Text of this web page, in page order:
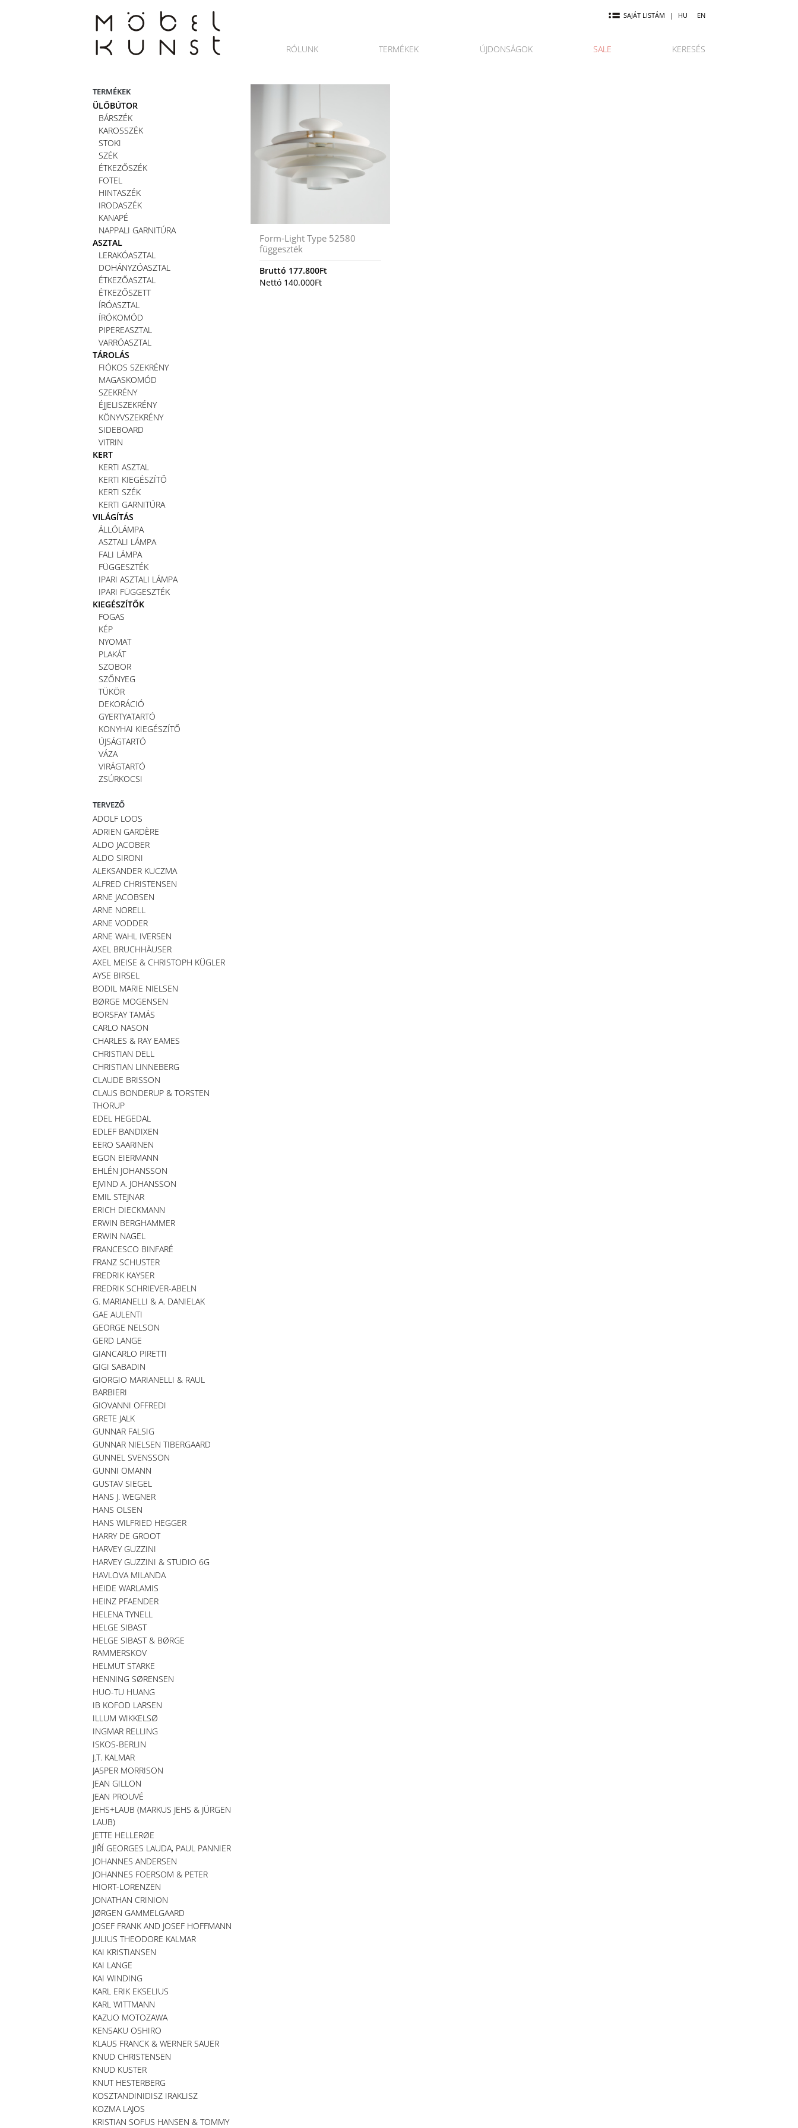
SAJÁT LISTÁM | HU EN
RÓLUNK TERMÉKEK ÚJDONSÁGOK SALE KERESÉS
TERMÉKEK
ÜLŐBÚTOR
BÁRSZÉK
KAROSSZÉK
STOKI
SZÉK
ÉTKEZŐSZÉK
FOTEL
HINTASZÉK
IRODASZÉK
KANAPÉ
NAPPALI GARNITÚRA
ASZTAL
LERAKÓASZTAL
DOHÁNYZÓASZTAL
ÉTKEZŐASZTAL
ÉTKEZŐSZETT
ÍRÓASZTAL
ÍRÓKOMÓD
PIPEREASZTAL
VARRÓASZTAL
TÁROLÁS
FIÓKOS SZEKRÉNY
MAGASKOMÓD
SZEKRÉNY
ÉJJELISZEKRÉNY
KÖNYVSZEKRÉNY
SIDEBOARD
VITRIN
KERT
KERTI ASZTAL
KERTI KIEGÉSZÍTŐ
KERTI SZÉK
KERTI GARNITÚRA
VILÁGÍTÁS
ÁLLÓLÁMPA
ASZTALI LÁMPA
FALI LÁMPA
FÜGGESZTÉK
IPARI ASZTALI LÁMPA
IPARI FÜGGESZTÉK
KIEGÉSZÍTŐK
FOGAS
KÉP
NYOMAT
PLAKÁT
SZOBOR
SZŐNYEG
TÜKÖR
DEKORÁCIÓ
GYERTYATARTÓ
KONYHAI KIEGÉSZÍTŐ
ÚJSÁGTARTÓ
VÁZA
VIRÁGTARTÓ
ZSÚRKOCSI
TERVEZŐ
ADOLF LOOS
ADRIEN GARDÈRE
ALDO JACOBER
ALDO SIRONI
ALEKSANDER KUCZMA
ALFRED CHRISTENSEN
ARNE JACOBSEN
ARNE NORELL
ARNE VODDER
ARNE WAHL IVERSEN
AXEL BRUCHHÄUSER
AXEL MEISE & CHRISTOPH KÜGLER
AYSE BIRSEL
BODIL MARIE NIELSEN
BØRGE MOGENSEN
BORSFAY TAMÁS
CARLO NASON
CHARLES & RAY EAMES
CHRISTIAN DELL
CHRISTIAN LINNEBERG
CLAUDE BRISSON
CLAUS BONDERUP & TORSTEN
THORUP
EDEL HEGEDAL
EDLEF BANDIXEN
EERO SAARINEN
EGON EIERMANN
EHLÉN JOHANSSON
EJVIND A. JOHANSSON
EMIL STEJNAR
ERICH DIECKMANN
ERWIN BERGHAMMER
ERWIN NAGEL
FRANCESCO BINFARÉ
FRANZ SCHUSTER
FREDRIK KAYSER
FREDRIK SCHRIEVER-ABELN
G. MARIANELLI & A. DANIELAK
GAE AULENTI
GEORGE NELSON
GERD LANGE
GIANCARLO PIRETTI
GIGI SABADIN
GIORGIO MARIANELLI & RAUL
BARBIERI
GIOVANNI OFFREDI
GRETE JALK
GUNNAR FALSIG
GUNNAR NIELSEN TIBERGAARD
GUNNEL SVENSSON
GUNNI OMANN
GUSTAV SIEGEL
HANS J. WEGNER
HANS OLSEN
HANS WILFRIED HEGGER
HARRY DE GROOT
HARVEY GUZZINI
HARVEY GUZZINI & STUDIO 6G
HAVLOVA MILANDA
HEIDE WARLAMIS
HEINZ PFAENDER
HELENA TYNELL
HELGE SIBAST
HELGE SIBAST & BØRGE
RAMMERSKOV
HELMUT STARKE
HENNING SØRENSEN
HUO-TU HUANG
IB KOFOD LARSEN
ILLUM WIKKELSØ
INGMAR RELLING
ISKOS-BERLIN
J.T. KALMAR
JASPER MORRISON
JEAN GILLON
JEAN PROUVÉ
JEHS+LAUB (MARKUS JEHS & JÜRGEN
LAUB)
JETTE HELLERØE
JIŘÍ GEORGES LAUDA, PAUL PANNIER
JOHANNES ANDERSEN
JOHANNES FOERSOM & PETER
HIORT-LORENZEN
JONATHAN CRINION
JØRGEN GAMMELGAARD
JOSEF FRANK AND JOSEF HOFFMANN
JULIUS THEODORE KALMAR
KAI KRISTIANSEN
KAI LANGE
KAI WINDING
KARL ERIK EKSELIUS
KARL WITTMANN
KAZUO MOTOZAWA
KENSAKU OSHIRO
KLAUS FRANCK & WERNER SAUER
KNUD CHRISTENSEN
KNUD KUSTER
KNUT HESTERBERG
KOSZTANDINIDISZ IRAKLISZ
KOZMA LAJOS
KRISTIAN SOFUS HANSEN & TOMMY
Form-Light Type 52580
függeszték
Bruttó 177.800Ft
Nettó 140.000Ft